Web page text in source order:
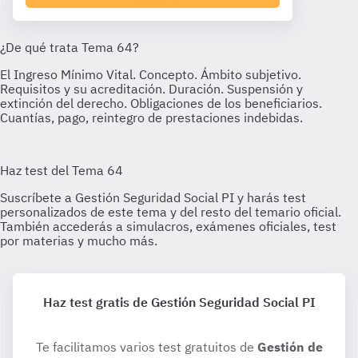
Haz test gratis de Gestión Seguridad Social PI
Te facilitamos varios test gratuitos de Gestión de